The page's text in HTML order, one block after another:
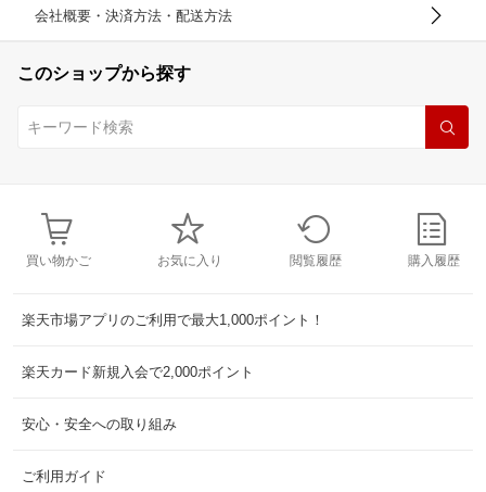
会社概要・決済方法・配送方法
このショップから探す
買い物かご お気に入り 閲覧履歴 購入履歴
楽天市場アプリのご利用で最大1,000ポイント！
楽天カード新規入会で2,000ポイント
安心・安全への取り組み
ご利用ガイド